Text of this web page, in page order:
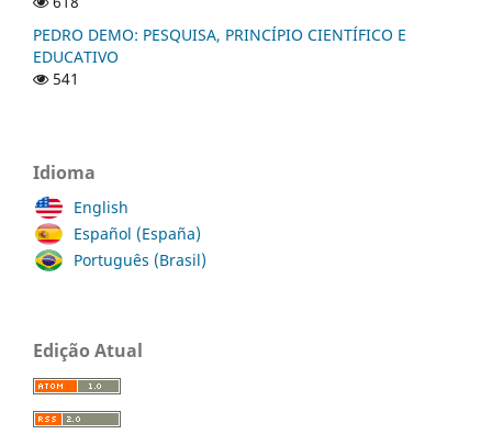
PEDRO DEMO: PESQUISA, PRINCÍPIO CIENTÍFICO E
EDUCATIVO
541
Idioma
English
Español (España)
Português (Brasil)
Edição Atual